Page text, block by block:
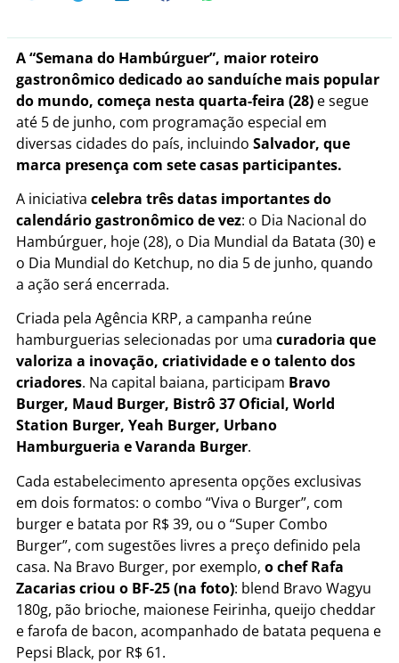
A “Semana do Hambúrguer”, maior roteiro
gastronômico dedicado ao sanduíche mais popular
do mundo, começa nesta quarta-feira (28) e segue
até 5 de junho, com programação especial em
diversas cidades do país, incluindo Salvador, que
marca presença com sete casas participantes.
A iniciativa celebra três datas importantes do
calendário gastronômico de vez: o Dia Nacional do
Hambúrguer, hoje (28), o Dia Mundial da Batata (30) e
o Dia Mundial do Ketchup, no dia 5 de junho, quando
a ação será encerrada.
Criada pela Agência KRP, a campanha reúne
hamburguerias selecionadas por uma curadoria que
valoriza a inovação, criatividade e o talento dos
criadores. Na capital baiana, participam Bravo
Burger, Maud Burger, Bistrô 37 Oficial, World
Station Burger, Yeah Burger, Urbano
Hamburgueria e Varanda Burger.
Cada estabelecimento apresenta opções exclusivas
em dois formatos: o combo “Viva o Burger”, com
burger e batata por R$ 39, ou o “Super Combo
Burger”, com sugestões livres a preço definido pela
casa. Na Bravo Burger, por exemplo, o chef Rafa
Zacarias criou o BF-25 (na foto): blend Bravo Wagyu
180g, pão brioche, maionese Feirinha, queijo cheddar
e farofa de bacon, acompanhado de batata pequena e
Pepsi Black, por R$ 61.